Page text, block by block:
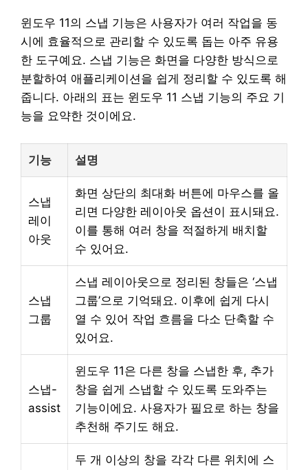
윈도우 11의 스냅 기능은 사용자가 여러 작업을 동
시에 효율적으로 관리할 수 있도록 돕는 아주 유용
한 도구예요. 스냅 기능은 화면을 다양한 방식으로
분할하여 애플리케이션을 쉽게 정리할 수 있도록 해
줍니다. 아래의 표는 윈도우 11 스냅 기능의 주요 기
능을 요약한 것이에요.
기능 설명
스냅
레이
아웃
화면 상단의 최대화 버튼에 마우스를 올
리면 다양한 레이아웃 옵션이 표시돼요.
이를 통해 여러 창을 적절하게 배치할
수 있어요.
스냅
그룹
스냅 레이아웃으로 정리된 창들은 ‘스냅
그룹’으로 기억돼요. 이후에 쉽게 다시
열 수 있어 작업 흐름을 다소 단축할 수
있어요.
스냅-
assist
윈도우 11은 다른 창을 스냅한 후, 추가
창을 쉽게 스냅할 수 있도록 도와주는
기능이에요. 사용자가 필요로 하는 창을
추천해 주기도 해요.
두 개 이상의 창을 각각 다른 위치에 스